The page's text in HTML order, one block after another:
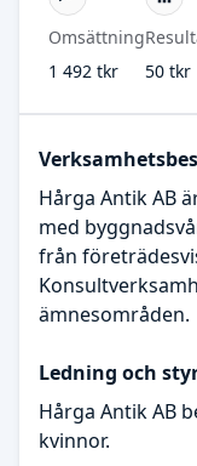
Omsättning
1 492 tkr
50 tkr
Hårga Antik AB
med
från
ämnesområden.
Ledning och
Hårga Antik AB
kvinnor.